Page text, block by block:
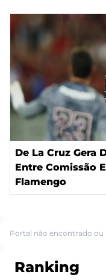
De La Cruz Gera
Entre Comissão
Flamengo
Portal não encontrado ou
Ranking